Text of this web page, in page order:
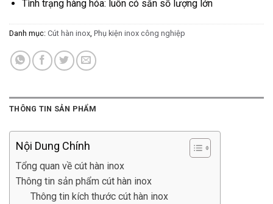
Tình trạng hàng hóa: luôn có sẵn số lượng lớn
Danh mục: Cút hàn inox, Phụ kiện inox công nghiệp
THÔNG TIN SẢN PHẨM
Nội Dung Chính
Tổng quan về cút hàn inox
Thông tin sản phẩm cút hàn inox
Thông tin kích thước cút hàn inox